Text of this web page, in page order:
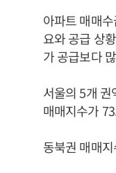
아파트 매매
요와 공급 상
가 공급보다
서울의 5개 권
매매지수가
동북권 매매